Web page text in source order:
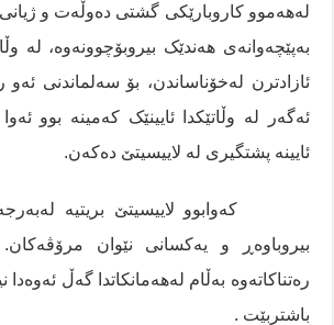
لەهەموو کاروبارێکی گشتی دەوڵەت و
بەپێچەوانەی هەندێک بیروبۆچوونەوە، لە
ئازادترن لەخۆناساندن، بۆ سەلماندنی
ئەگەر لە وڵاتێکدا ئایینێک کەمینە بوو
ئایینە پشتگیری لە لاییسیتێ دەکەن.
کەوابوو لاییسیتێ بریتیە
بیروباوەڕ و یەکسانی نێوان
رەتناکاتەوە بەڵام لەهەمانکاتدا گەڵ
باشتربێت .